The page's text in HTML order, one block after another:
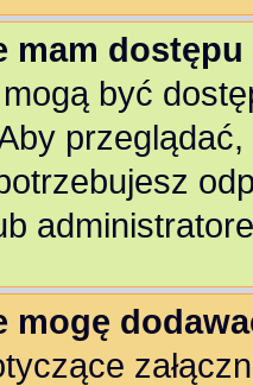
mam dostępu
mogą być
mogę